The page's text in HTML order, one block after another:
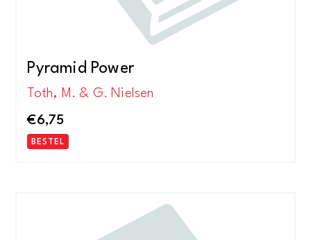
Pyramid Power
Toth, M. & G. Nielsen
€6,75
BESTEL